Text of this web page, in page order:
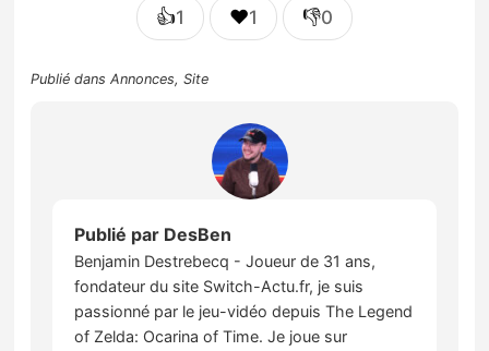
👍1 ❤️1 👎0
Publié dansAnnonces,Site
Publié par DesBen
Benjamin Destrebecq - Joueur de 31 ans,
fondateur du site Switch-Actu.fr, je suis
passionné par le jeu-vidéo depuis The Legend
of Zelda: Ocarina of Time. Je joue sur